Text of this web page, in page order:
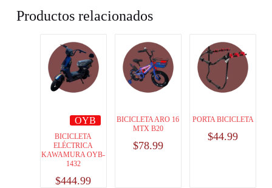
Productos relacionados
OYB
BICICLETA
ELÉCTRICA
KAWAMURA OYB-
1432
$444.99
BICICLETA ARO 16
MTX B20
$78.99
PORTA BICICLETA
$44.99